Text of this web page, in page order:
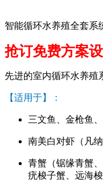
智能循环水养殖全套系
抢订免费方案
先进的室内循环水养殖
【适用于】：
三文鱼、金枪鱼
南美白对虾（凡
青蟹（锯缘青蟹
疣梭子蟹、远海